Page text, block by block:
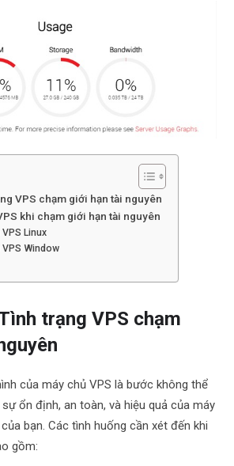
VPS chạm giới hạn tài nguyên
khi chạm giới hạn tài nguyên
Linux
Window
trạng VPS chạm
của máy chủ VPS là bước không thể
ổn định, an toàn, và hiệu quả của máy
bạn. Các tình huống cần xét đến khi
gồm: